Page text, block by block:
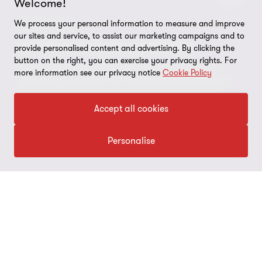
NYHETSBREV
Vi håller koll på omvärlden
Få värdefulla insikter, guider och expertråd som
hjälper dig navigera rätt i en föränderlig omvärld.
Gör som tusentals andra, bli prenumerant idag.
Börja prenumerera
Event
Karriär
Student
Hållbarhet
Grant Thornton International Ltd
Logga in Flow
Information om kakor
Inställningar för kakor
Disclaimer
Site map
Revision Skatt Rådgivning
Redovisning Lön Ekonomitjänster
3:12 M&A
Deals - Transaktionsrådgivning
FÖLJ OSS PÅ
Welcome!
We process your personal information to measure and improve
our sites and service, to assist our marketing campaigns and to
provide personalised content and advertising. By clicking the
button on the right, you can exercise your privacy rights. For
more information see our privacy notice Cookie Policy
Accept all cookies
Personalise